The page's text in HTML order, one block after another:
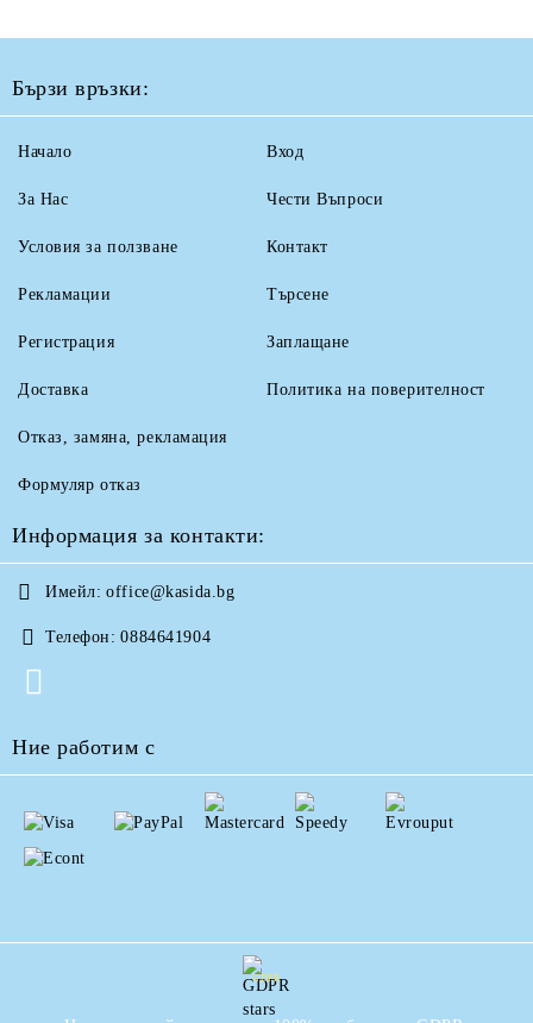
Бързи връзки:
Начало
За Нас
Условия за ползване
Рекламации
Вход
Чести Въпроси
Контакт
Търсене
Регистрация
Доставка
Отказ, замяна, рекламация
Формуляр отказ
Заплащане
Политика на поверителност
Информация за контакти:
Имейл: office@kasida.bg
Телефон: 0884641904
Ние работим с
GDPR